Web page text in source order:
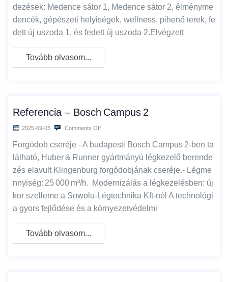
dezések: Medence sátor 1, Medence sátor 2, élményme
dencék, gépészeti helyiségek, wellness, pihenő terek, fe
dett új uszoda 1. és fedett új uszoda 2.Elvégzett
Tovább olvasom...
Referencia – Bosch Campus 2
2025-09-05 Comments Off
Forgódob cseréje - A budapesti Bosch Campus 2‑ben ta
lálható, Huber & Runner gyártmányú légkezelő berende
zés elavult Klingenburg forgódobjának cseréje.- Légme
nnyiség: 25 000 m³/h. Modernizálás a légkezelésben: új
kor szelleme a Sowolu‑Légtechnika Kft‑nél A technológi
a gyors fejlődése és a környezetvédelmi
Tovább olvasom...